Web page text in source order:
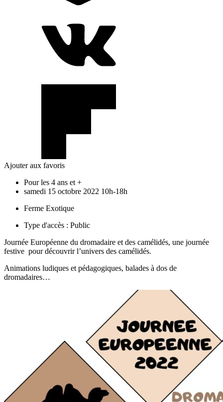
Ajouter aux favoris
Pour les 4 ans et +
samedi 15 octobre 2022 10h-18h
Ferme Exotique
Type d'accès : Public
Journée Européenne du dromadaire et des camélidés, une journée
festive pour découvrir l’univers des camélidés.
Animations ludiques et pédagogiques, balades à dos de
dromadaires…